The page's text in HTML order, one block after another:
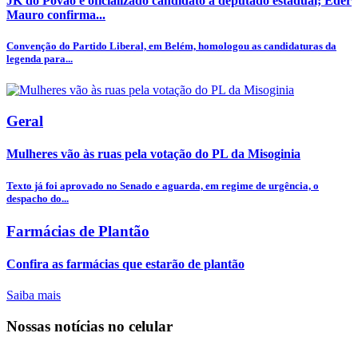
Mauro confirma...
Convenção do Partido Liberal, em Belém, homologou as candidaturas da
legenda para...
Geral
Mulheres vão às ruas pela votação do PL da Misoginia
Texto já foi aprovado no Senado e aguarda, em regime de urgência, o
despacho do...
Farmácias de Plantão
Confira as farmácias que estarão de plantão
Saiba mais
Nossas notícias no celular